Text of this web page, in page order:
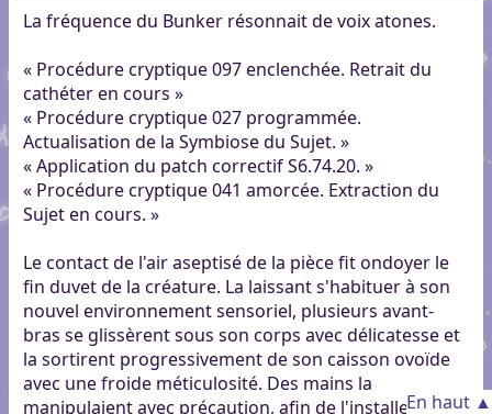
La fréquence du Bunker résonnait de voix atones.
« Procédure cryptique 097 enclenchée. Retrait du
cathéter en cours »
« Procédure cryptique 027 programmée.
Actualisation de la Symbiose du Sujet. »
« Application du patch correctif S6.74.20. »
« Procédure cryptique 041 amorcée. Extraction du
Sujet en cours. »
Le contact de l'air aseptisé de la pièce fit ondoyer le
fin duvet de la créature. La laissant s'habituer à son
nouvel environnement sensoriel, plusieurs avant-
bras se glissèrent sous son corps avec délicatesse et
la sortirent progressivement de son caisson ovoïde
avec une froide méticulosité. Des mains la
manipulaient avec précaution, afin de l'installer dans
En haut ▲